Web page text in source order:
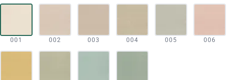
001 002 003 004 005 006